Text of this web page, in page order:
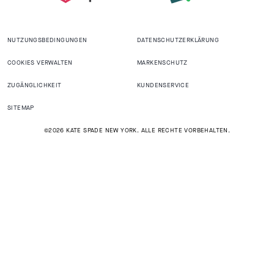
NUTZUNGSBEDINGUNGEN DATENSCHUTZERKLÄRUNG
COOKIES VERWALTEN MARKENSCHUTZ
ZUGÄNGLICHKEIT KUNDENSERVICE
SITEMAP
©2026 KATE SPADE NEW YORK. ALLE RECHTE VORBEHALTEN.